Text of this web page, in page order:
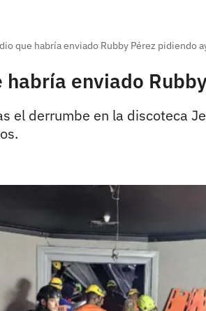
que habría enviado Rubby Pérez pidiendo
enviado
el derrumbe en la discoteca